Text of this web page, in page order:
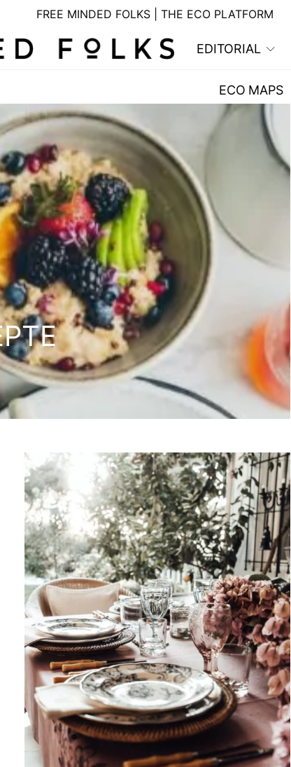
FREE MINDED FOLKS | THE ECO PLATFORM
EDITORIAL
ECO MAPS